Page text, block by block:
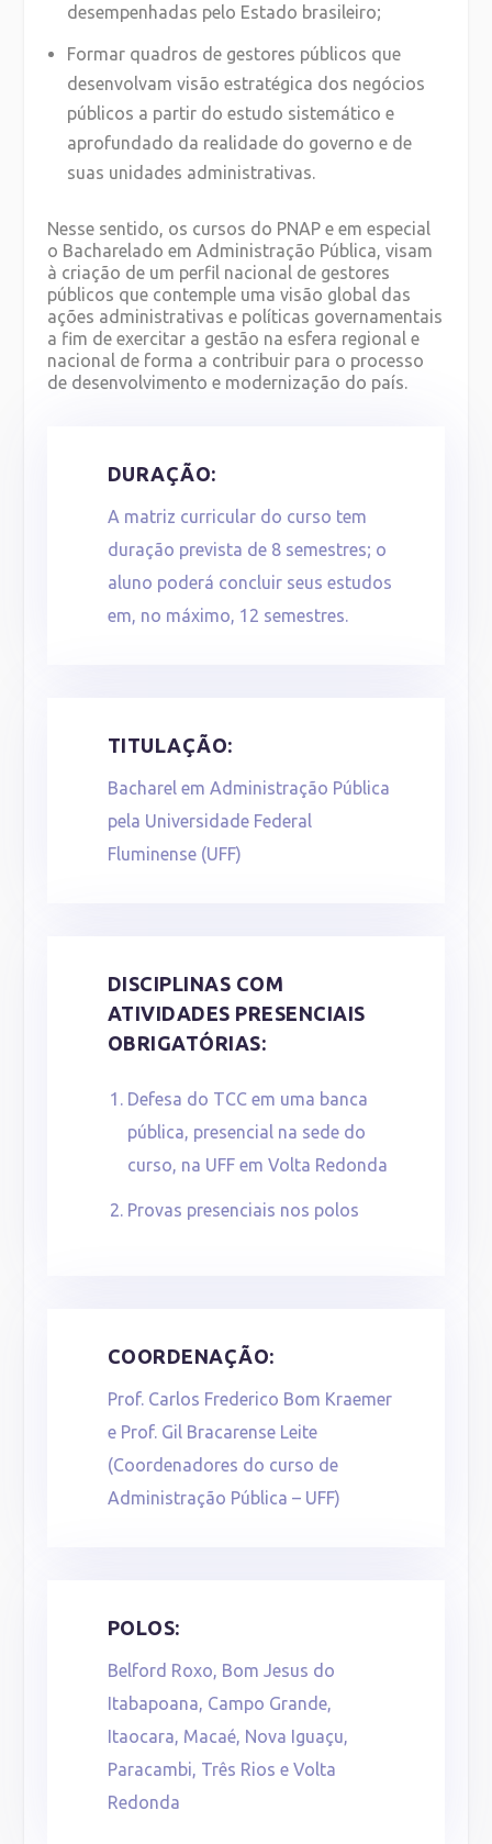
desempenhadas pelo Estado brasileiro;
Formar quadros de gestores públicos que
desenvolvam visão estratégica dos negócios
públicos a partir do estudo sistemático e
aprofundado da realidade do governo e de
suas unidades administrativas.
Nesse sentido, os cursos do PNAP e em especial
o Bacharelado em Administração Pública, visam
à criação de um perfil nacional de gestores
públicos que contemple uma visão global das
ações administrativas e políticas governamentais
a fim de exercitar a gestão na esfera regional e
nacional de forma a contribuir para o processo
de desenvolvimento e modernização do país.
DURAÇÃO:
A matriz curricular do curso tem
duração prevista de 8 semestres; o
aluno poderá concluir seus estudos
em, no máximo, 12 semestres.
TITULAÇÃO:
Bacharel em Administração Pública
pela Universidade Federal
Fluminense (UFF)
DISCIPLINAS COM
ATIVIDADES PRESENCIAIS
OBRIGATÓRIAS:
Defesa do TCC em uma banca
pública, presencial na sede do
curso, na UFF em Volta Redonda
Provas presenciais nos polos
COORDENAÇÃO:
Prof. Carlos Frederico Bom Kraemer
e Prof. Gil Bracarense Leite
(Coordenadores do curso de
Administração Pública – UFF)
POLOS:
Belford Roxo, Bom Jesus do
Itabapoana, Campo Grande,
Itaocara, Macaé, Nova Iguaçu,
Paracambi, Três Rios e Volta
Redonda